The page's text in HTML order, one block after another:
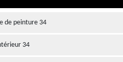
de peinture 34
34